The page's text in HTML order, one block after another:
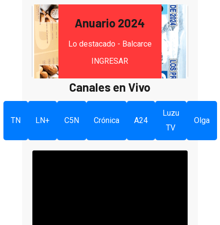
Anuario 2024
Lo destacado - Balcarce
INGRESAR
Canales en Vivo
TN LN+ C5N Crónica A24
Luzu
TV
Olga